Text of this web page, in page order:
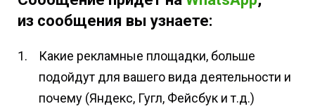
из сообщения вы узнаете:
Какие рекламные площадки, больше
подойдут для вашего вида деятельности и
почему (Яндекс, Гугл, Фейсбук и т.д.)